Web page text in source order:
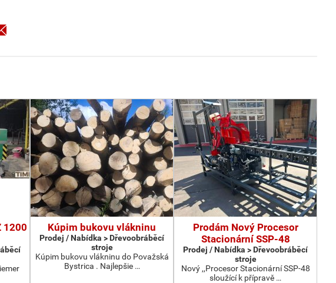
1200
Kúpim bukovu vlákninu
Prodej / Nabídka > Dřevoobráběcí
stroje
Kúpim bukovu vlákninu do Považská
Bystrica . Najlepšie …
Prodám Nový Procesor
Stacionární SSP-48
Prodej / Nabídka > Dřevoobráběcí
stroje
Nový ,,Procesor Stacionární SSP-48
sloužící k přípravě …